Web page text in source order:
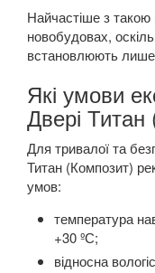
Найчастіше з
новобудовах,
встановлюють лише
Які умови
Двері
Для тривалої та
Титан (Композит)
умов:
температура
+30 ºС;
відносна